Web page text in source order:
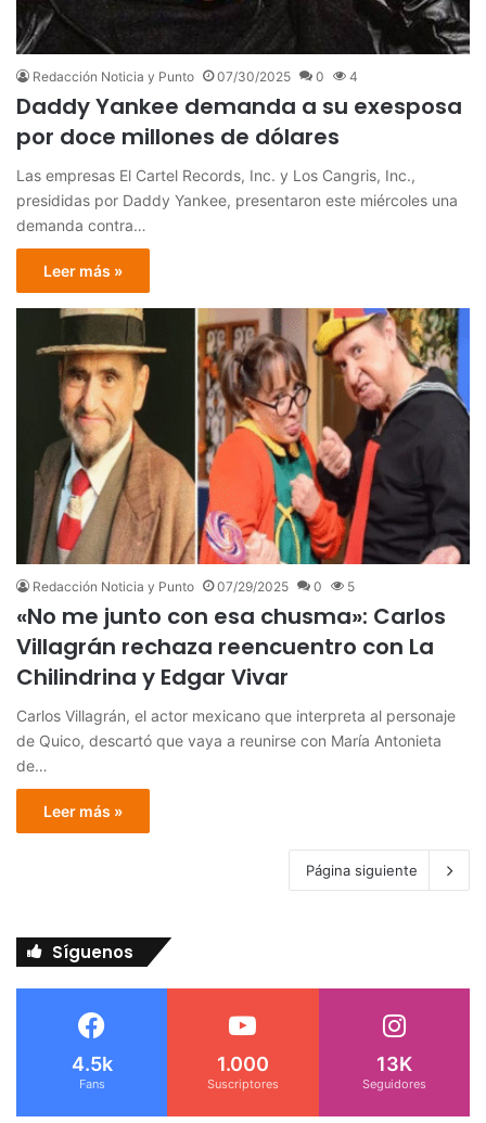
Redacción Noticia y Punto 07/30/2025 0 4
Daddy Yankee demanda a su exesposa
por doce millones de dólares
Las empresas El Cartel Records, Inc. y Los Cangris, Inc.,
presididas por Daddy Yankee, presentaron este miércoles una
demanda contra…
Leer más »
Redacción Noticia y Punto 07/29/2025 0 5
«No me junto con esa chusma»: Carlos
Villagrán rechaza reencuentro con La
Chilindrina y Edgar Vivar
Carlos Villagrán, el actor mexicano que interpreta al personaje
de Quico, descartó que vaya a reunirse con María Antonieta
de…
Leer más »
Página siguiente
Síguenos
4.5k
Fans
1.000
Suscriptores
13K
Seguidores